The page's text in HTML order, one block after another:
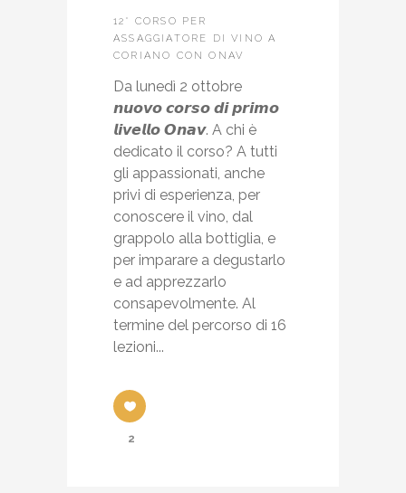
12° CORSO PER
ASSAGGIATORE DI VINO A
CORIANO CON ONAV
Da lunedì 2 ottobre
𝙣𝙪𝙤𝙫𝙤 𝙘𝙤𝙧𝙨𝙤 𝙙𝙞 𝙥𝙧𝙞𝙢𝙤
𝙡𝙞𝙫𝙚𝙡𝙡𝙤 𝙊𝙣𝙖𝙫. A chi è
dedicato il corso? A tutti
gli appassionati, anche
privi di esperienza, per
conoscere il vino, dal
grappolo alla bottiglia, e
per imparare a degustarlo
e ad apprezzarlo
consapevolmente. Al
termine del percorso di 16
lezioni...
2